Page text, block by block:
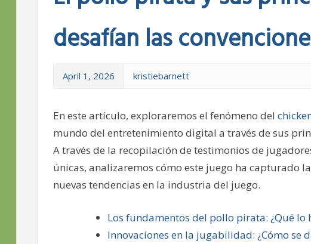
desafían las
April 1, 2026 kristiebarnett
En este artículo, exploraremos el fenómeno del
mundo del entretenimiento digital a través de sus
A través de la recopilación de testimonios de
únicas, analizaremos cómo este juego ha capturado
nuevas tendencias en la industria del juego.
Los fundamentos del pollo pirata: ¿Qué lo
Innovaciones en la jugabilidad: ¿Cómo se